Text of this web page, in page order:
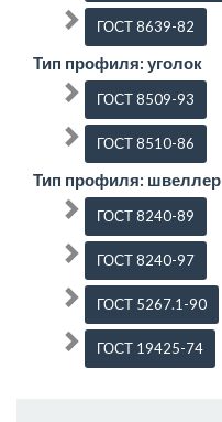
ГОСТ 8639-82
Тип профиля: уголок
ГОСТ 8509-93
ГОСТ 8510-86
Тип профиля: швеллер
ГОСТ 8240-89
ГОСТ 8240-97
ГОСТ 5267.1-90
ГОСТ 19425-74